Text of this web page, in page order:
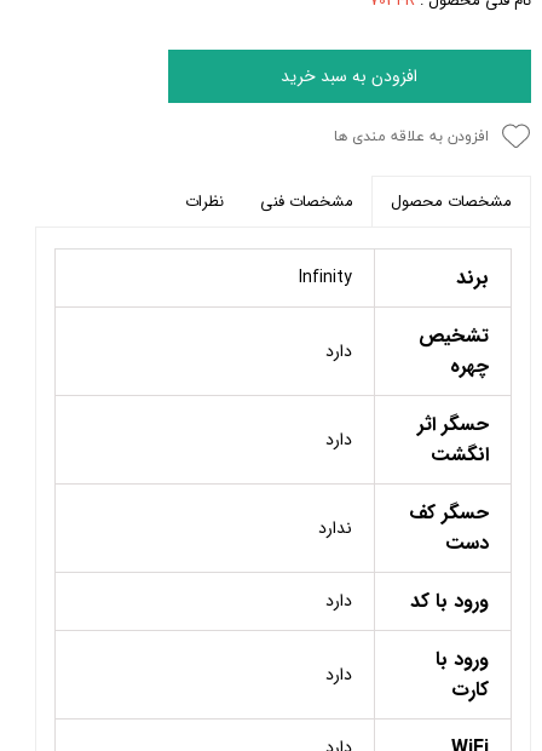
افزودن به سبد خرید
افزودن به علاقه مندی ها
مشخصات محصول مشخصات فنی نظرات
برند Infinity
تشخیص
چهره
دارد
حسگر اثر
انگشت
دارد
حسگر کف
دست
ندارد
ورود با کد دارد
ورود با
کارت
دارد